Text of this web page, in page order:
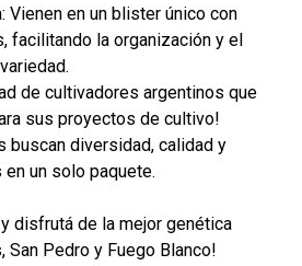
Vienen en un blister único con
facilitando la organización y el
de cultivadores argentinos que
sus proyectos de cultivo!
buscan diversidad, calidad y
un solo paquete.
disfrutá de la mejor genética
San Pedro y Fuego Blanco!